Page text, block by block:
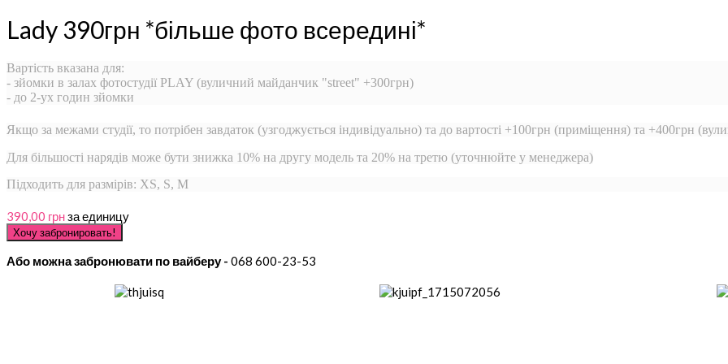
Lady 390грн *більше фото всередині*
Вартість вказана для:
- зйомки в залах фотостудії PLAY (вуличний майданчик "street" +300грн)
- до 2-ух годин зйомки
Якщо за межами студії, то потрібен завдаток (узгоджується індивідуально) та до вартості +100грн (приміщення) та +400грн
Для більшості нарядів може бути знижка 10% на другу модель та 20% на третю (уточнюйте у менеджера)
Підходить для размірів: XS, S, M
390,00 грнза единицу
Або можна забронювати по вайберу - 068 600-23-53